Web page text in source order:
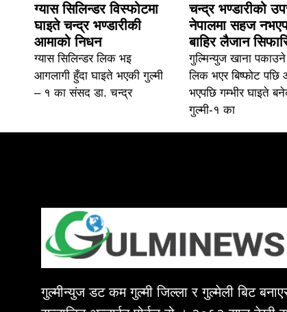
ग्यास सिलिन्डर विस्फोटमा
घाइते चन्द्र भण्डारीकी
आमाको निधन
ग्यास सिलिन्डर लिक भइ
आगलागी हुँदा घाइते भएकी गुल्मी
– १ का संसद डा. चन्द्र
चन्द्र भण्डारीको
नेपालमा सहज
बाहिर लैजान
गुल्मिन्युज खाना पकाउने
लिक भएर बिष्फोट पछि
भएपछि गम्भीर घाइते
गुल्मी-१ का
गुल्मीन्युज डट कम गुल्मी जिल्ला र गुल्मेली बिट